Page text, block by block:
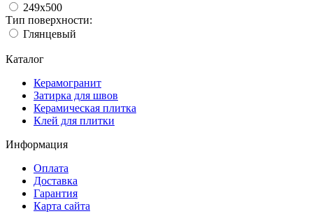
249x500
Тип поверхности:
Глянцевый
Каталог
Керамогранит
Затирка для швов
Керамическая плитка
Клей для плитки
Информация
Оплата
Доставка
Гарантия
Карта сайта